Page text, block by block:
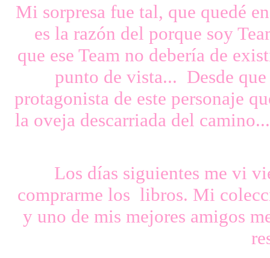
Mi sorpresa fue tal, que quedé
es la razón del porque soy
que ese Team no debería de
punto de vista... Desde
protagonista de este personaje
la oveja descarriada del
Los días siguientes me vi
comprarme los libros. Mi
y uno de mis mejores amigos